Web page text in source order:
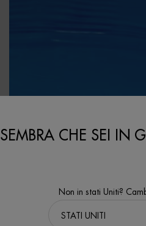
SEMBRA CHE SEI IN
Non in stati Uniti?